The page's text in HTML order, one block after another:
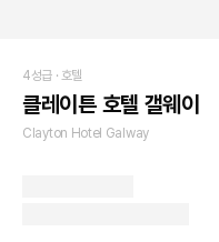
4성급 · 호텔
클레이튼 호텔 갤웨이
Clayton Hotel Galway